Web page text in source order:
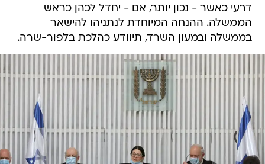
דרעי כאשר - נכון יותר, אם - יחדל לכהן כראש
הממשלה. ההנחה המיוחדת לנתניהו להישאר
בממשלה ובמעון השרד, תיוודע כהלכת בלפור-שרה.